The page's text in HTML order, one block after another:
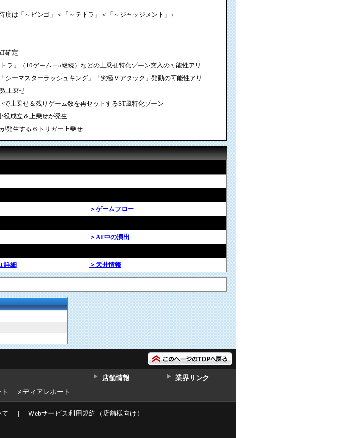
は「～ビンゴ」＜「～テトラ」＜「～ジャッジメント」）
確定
」（10ゲーム＋α継続）などの上乗せ特化ゾーン突入の可能性アリ
ーマスターラッシュキング」「究極Ｖアタック」発動の可能性アリ
上乗せ
上乗せ＆残りゲーム数を再セットするST風特化ゾーン
役成立＆上乗せが発生
発生する６トリガー上乗せ
＞ゲームフロー
＞AT中の演出
詳細 ＞天井情報
メディアレポート
店舗情報 業界リンク
て ｜ Ｗebサービス利用規約（店舗様向け）